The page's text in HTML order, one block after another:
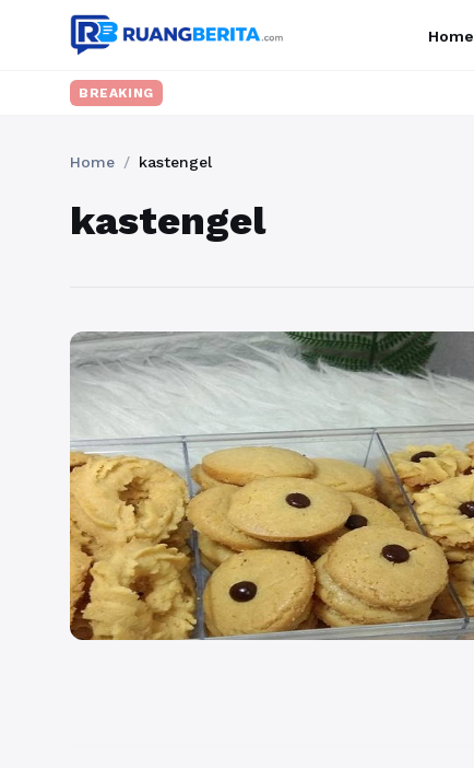
Home
BREAKING
Home / kastengel
kastengel